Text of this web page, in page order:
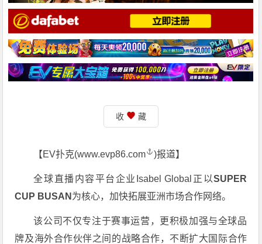
收 藏
【EV扑克(www.evp86.com )报道】
全球直播内容平台企业Isabel Global正以SUPER
CUP BUSAN 为核心，加快拓展亚洲市场合作网络。
该公司不仅专注于赛事运营，更积极加强与全球品
牌及海外合作伙伴之间的战略合作，不断扩大国际合作